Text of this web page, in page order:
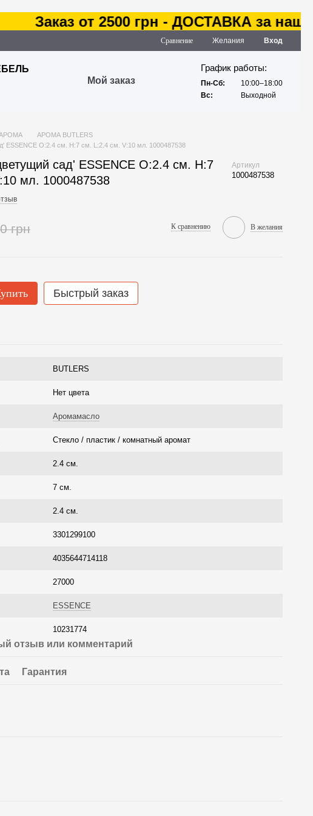
Заказ от 2500 грн - ДОСТАВКА за наш
Сравнение Желания Вход
Мой заказ
График работы:
Пн-Сб:
10:00–18:00
Вс:
Выходной
АРОМА BUTLERS
ESSENCE O:2.4 см. H:7 см. L:2.4 см. V:10 мл. 1000487538
сад' ESSENCE O:2.4 см. H:7
мл. 1000487538
Артикул
1000487538
грн К сравнению В желания
Быстрый заказ
BUTLERS
Нет цвета
Аромамасло
Стекло / пластик / комнатный аромат
2.4 см.
7 см.
2.4 см.
3301299100
4035644714118
27000
ESSENCE
10231774
отзыв или комментарий
Гарантия